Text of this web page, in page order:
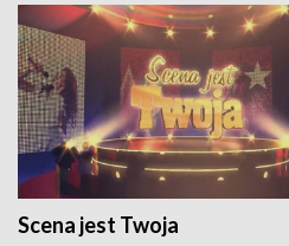
Scena jest Twoja